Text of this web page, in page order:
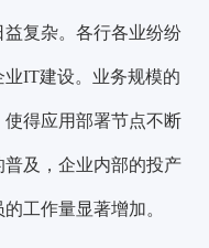
复杂。各行各业纷纷
IT建设。业务规模的
得应用部署节点不断
及，企业内部的投产
工作量显著增加。